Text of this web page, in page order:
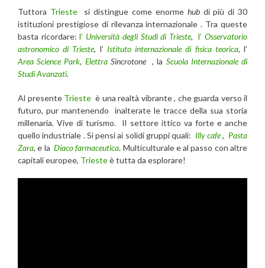
Tuttora Triestesi distingue come enorme hubdi più di 30
istituzioni prestigiose di rilevanza internazionale . Tra queste
basta ricordare:l’ Università degli Studi di Trieste,l’Osservatorio
astronomico di Trieste, l’ Istituto internazionale di fisica teorica, l’
Area Science Park, Elettra Sincrotone , la Scuola Internazionale di
Studi Avanzati.
Al presente Trieste è una realtà vibrante , che guarda verso il
futuro, pur mantenendo inalterate le tracce della sua storia
millenaria. Vive di turismo. Il settore ittico va forte e anche
quello industriale . Si pensi ai solidi gruppi quali: Illy cafe, Pasta
Zara, e laDiaco farmaceutica. Multiculturale e al passo con altre
capitali europee, Triesteè tutta da esplorare!